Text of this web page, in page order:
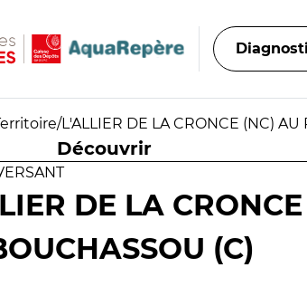
/L'ALLIER DE LA CRONCE (NC)
Découvrir
DE LA
(C)